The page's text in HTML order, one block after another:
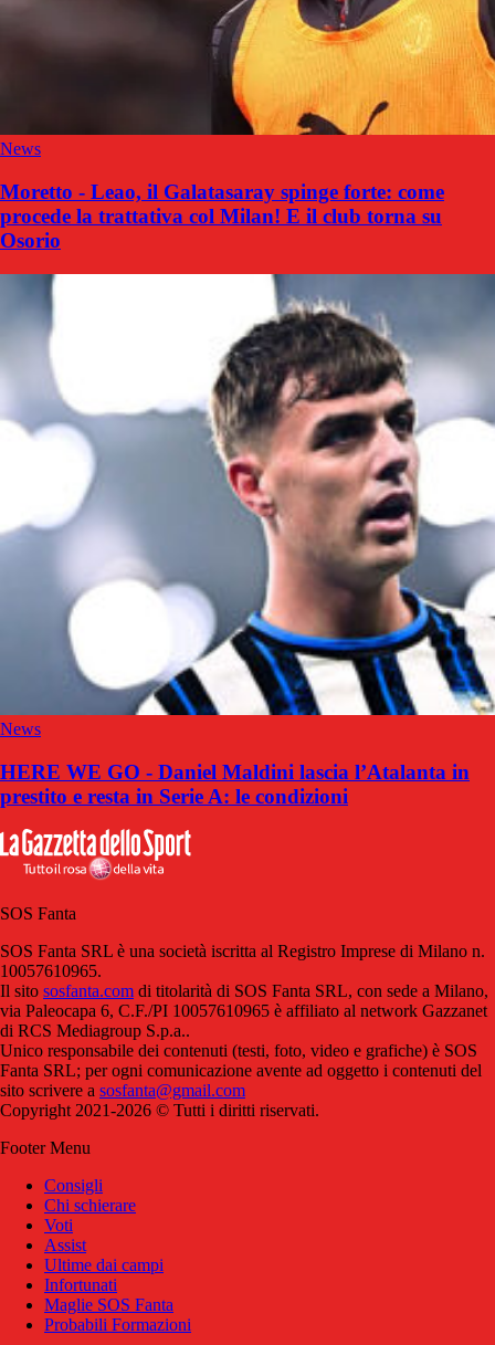
News
Moretto - Leao, il Galatasaray spinge forte: come
procede la trattativa col Milan! E il club torna su
Osorio
News
HERE WE GO - Daniel Maldini lascia l’Atalanta in
prestito e resta in Serie A: le condizioni
SOS Fanta
SOS Fanta SRL è una società iscritta al Registro Imprese di Milano n.
10057610965.
Il sito sosfanta.com di titolarità di SOS Fanta SRL, con sede a Milano,
via Paleocapa 6, C.F./PI 10057610965 è affiliato al network Gazzanet
di RCS Mediagroup S.p.a..
Unico responsabile dei contenuti (testi, foto, video e grafiche) è SOS
Fanta SRL; per ogni comunicazione avente ad oggetto i contenuti del
sito scrivere a sosfanta@gmail.com
Copyright 2021-2026 © Tutti i diritti riservati.
Footer Menu
Consigli
Chi schierare
Voti
Assist
Ultime dai campi
Infortunati
Maglie SOS Fanta
Probabili Formazioni